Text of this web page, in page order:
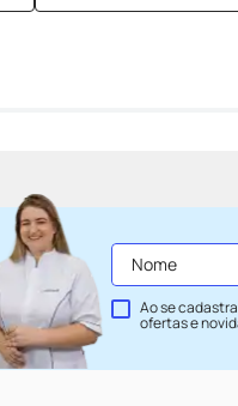
Ao se
ofertas e